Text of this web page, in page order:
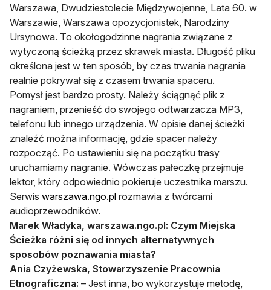
Warszawa, Dwudziestolecie Międzywojenne, Lata 60. w
Warszawie, Warszawa opozycjonistek, Narodziny
Ursynowa. To okołogodzinne nagrania związane z
wytyczoną ścieżką przez skrawek miasta. Długość pliku
określona jest w ten sposób, by czas trwania nagrania
realnie pokrywał się z czasem trwania spaceru.
Pomysł jest bardzo prosty. Należy ściągnąć plik z
nagraniem, przenieść do swojego odtwarzacza MP3,
telefonu lub innego urządzenia. W opisie danej ścieżki
znaleźć można informację, gdzie spacer należy
rozpocząć. Po ustawieniu się na początku trasy
uruchamiamy nagranie. Wówczas pałeczkę przejmuje
lektor, który odpowiednio pokieruje uczestnika marszu.
Serwis warszawa.ngo.plotwiera się w nowej karcie
rozmawia z twórcami
audioprzewodników.
Marek Władyka, warszawa.ngo.pl: Czym Miejska
Ścieżka różni się od innych alternatywnych
sposobów poznawania miasta?
Ania Czyżewska, Stowarzyszenie Pracownia
Etnograficzna: – Jest inna, bo wykorzystuje metodę,